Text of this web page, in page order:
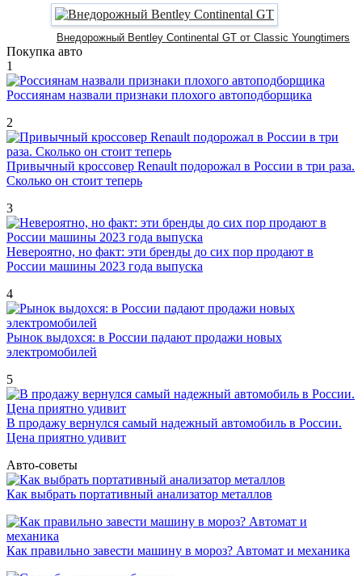
Внедорожный Bentley Continental GT от Classic Youngtimers
Покупка авто
1
Россиянам назвали признаки плохого автоподборщика
2
Привычный кроссовер Renault подорожал в России в три раза.
Сколько он стоит теперь
3
Невероятно, но факт: эти бренды до сих пор продают в
России машины 2023 года выпуска
4
Рынок выдохся: в России падают продажи новых
электромобилей
5
В продажу вернулся самый надежный автомобиль в России.
Цена приятно удивит
Авто-советы
Как выбрать портативный анализатор металлов
Как правильно завести машину в мороз? Автомат и механика